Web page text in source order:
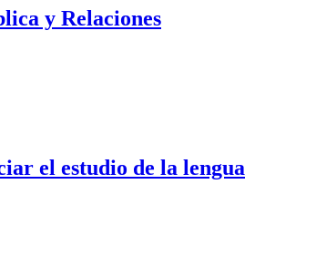
y Relaciones
el estudio de la lengua